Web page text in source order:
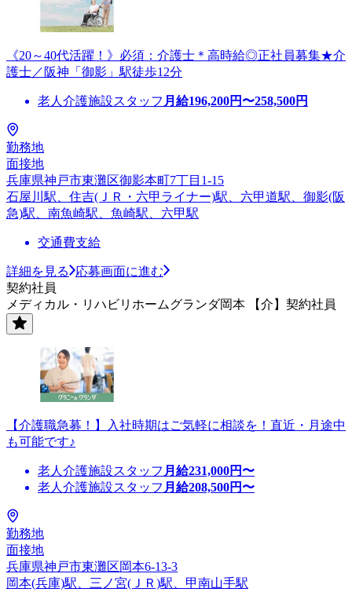
《20～40代活躍！》必須：介護士＊高時給◎正社員募集★介
護士／阪神「御影」駅徒歩12分
老人介護施設スタッフ 月給196,200円〜258,500円
勤務地
面接地
兵庫県神戸市東灘区御影本町7丁目1-15
石屋川駅、住吉(ＪＲ・六甲ライナー)駅、六甲道駅、御影(阪
急)駅、南魚崎駅、魚崎駅、六甲駅
交通費支給
詳細を見る
応募画面に進む
契約社員
メディカル・リハビリホームグランダ岡本 【介】契約社員
【介護職急募！】入社時期はご気軽に相談を！直近・月途中
も可能です♪
老人介護施設スタッフ 月給231,000円〜
老人介護施設スタッフ 月給208,500円〜
勤務地
面接地
兵庫県神戸市東灘区岡本6-13-3
岡本(兵庫)駅、三ノ宮(ＪＲ)駅、甲南山手駅